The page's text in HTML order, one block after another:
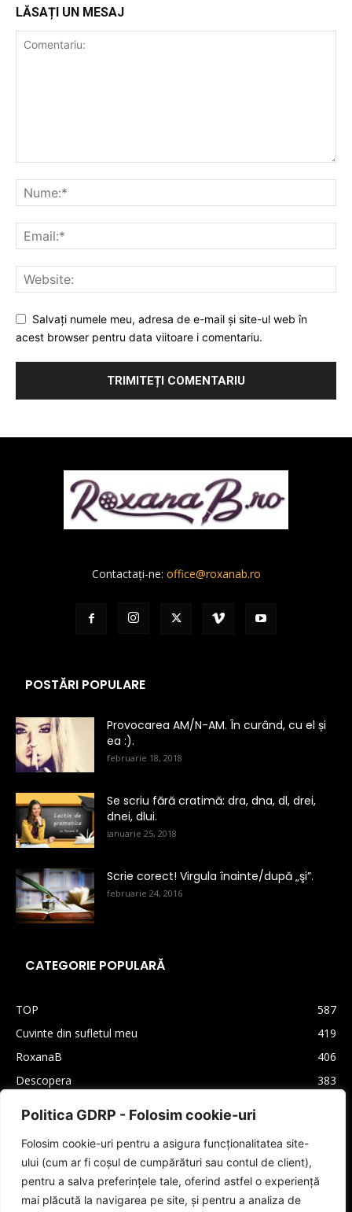
Politica GDRP - Folosim cookie-uri
Folosim cookie-uri pentru a asigura funcționalitatea site-
ului (cum ar fi coșul de cumpărături sau contul de client),
pentru a salva preferințele tale, oferind astfel o experiență
mai plăcută la navigarea pe site, și pentru a analiza de
LĂSAȚI UN MESAJ
Salvați numele meu, adresa de e-mail și site-ul web în
acest browser pentru data viitoare i comentariu.
Contactați-ne: office@roxanab.ro
POSTĂRI POPULARE
Provocarea AM/N-AM. În curând, cu el și
ea :).
februarie 18, 2018
Se scriu fără cratimă: dra, dna, dl, drei,
dnei, dlui.
ianuarie 25, 2018
Scrie corect! Virgula înainte/după „şi”.
februarie 24, 2016
CATEGORIE POPULARĂ
TOP
587
Cuvinte din sufletul meu
419
RoxanaB
406
Descopera
383
Lifestyle
Cultura generala
160
Autori